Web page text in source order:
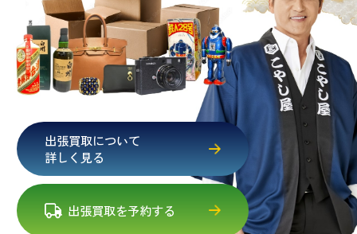
出張買取について
詳しく見る
出張買取を予約する